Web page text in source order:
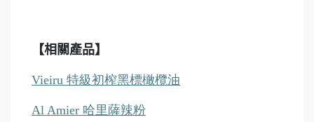
【相關產品】
Vieiru 特級初榨黑標橄欖油
Al Amier 哈里薩辣粉